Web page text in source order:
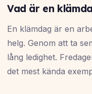
Vad är en
En klämdag är en
helg. Genom att ta
lång ledighet.
det mest kända